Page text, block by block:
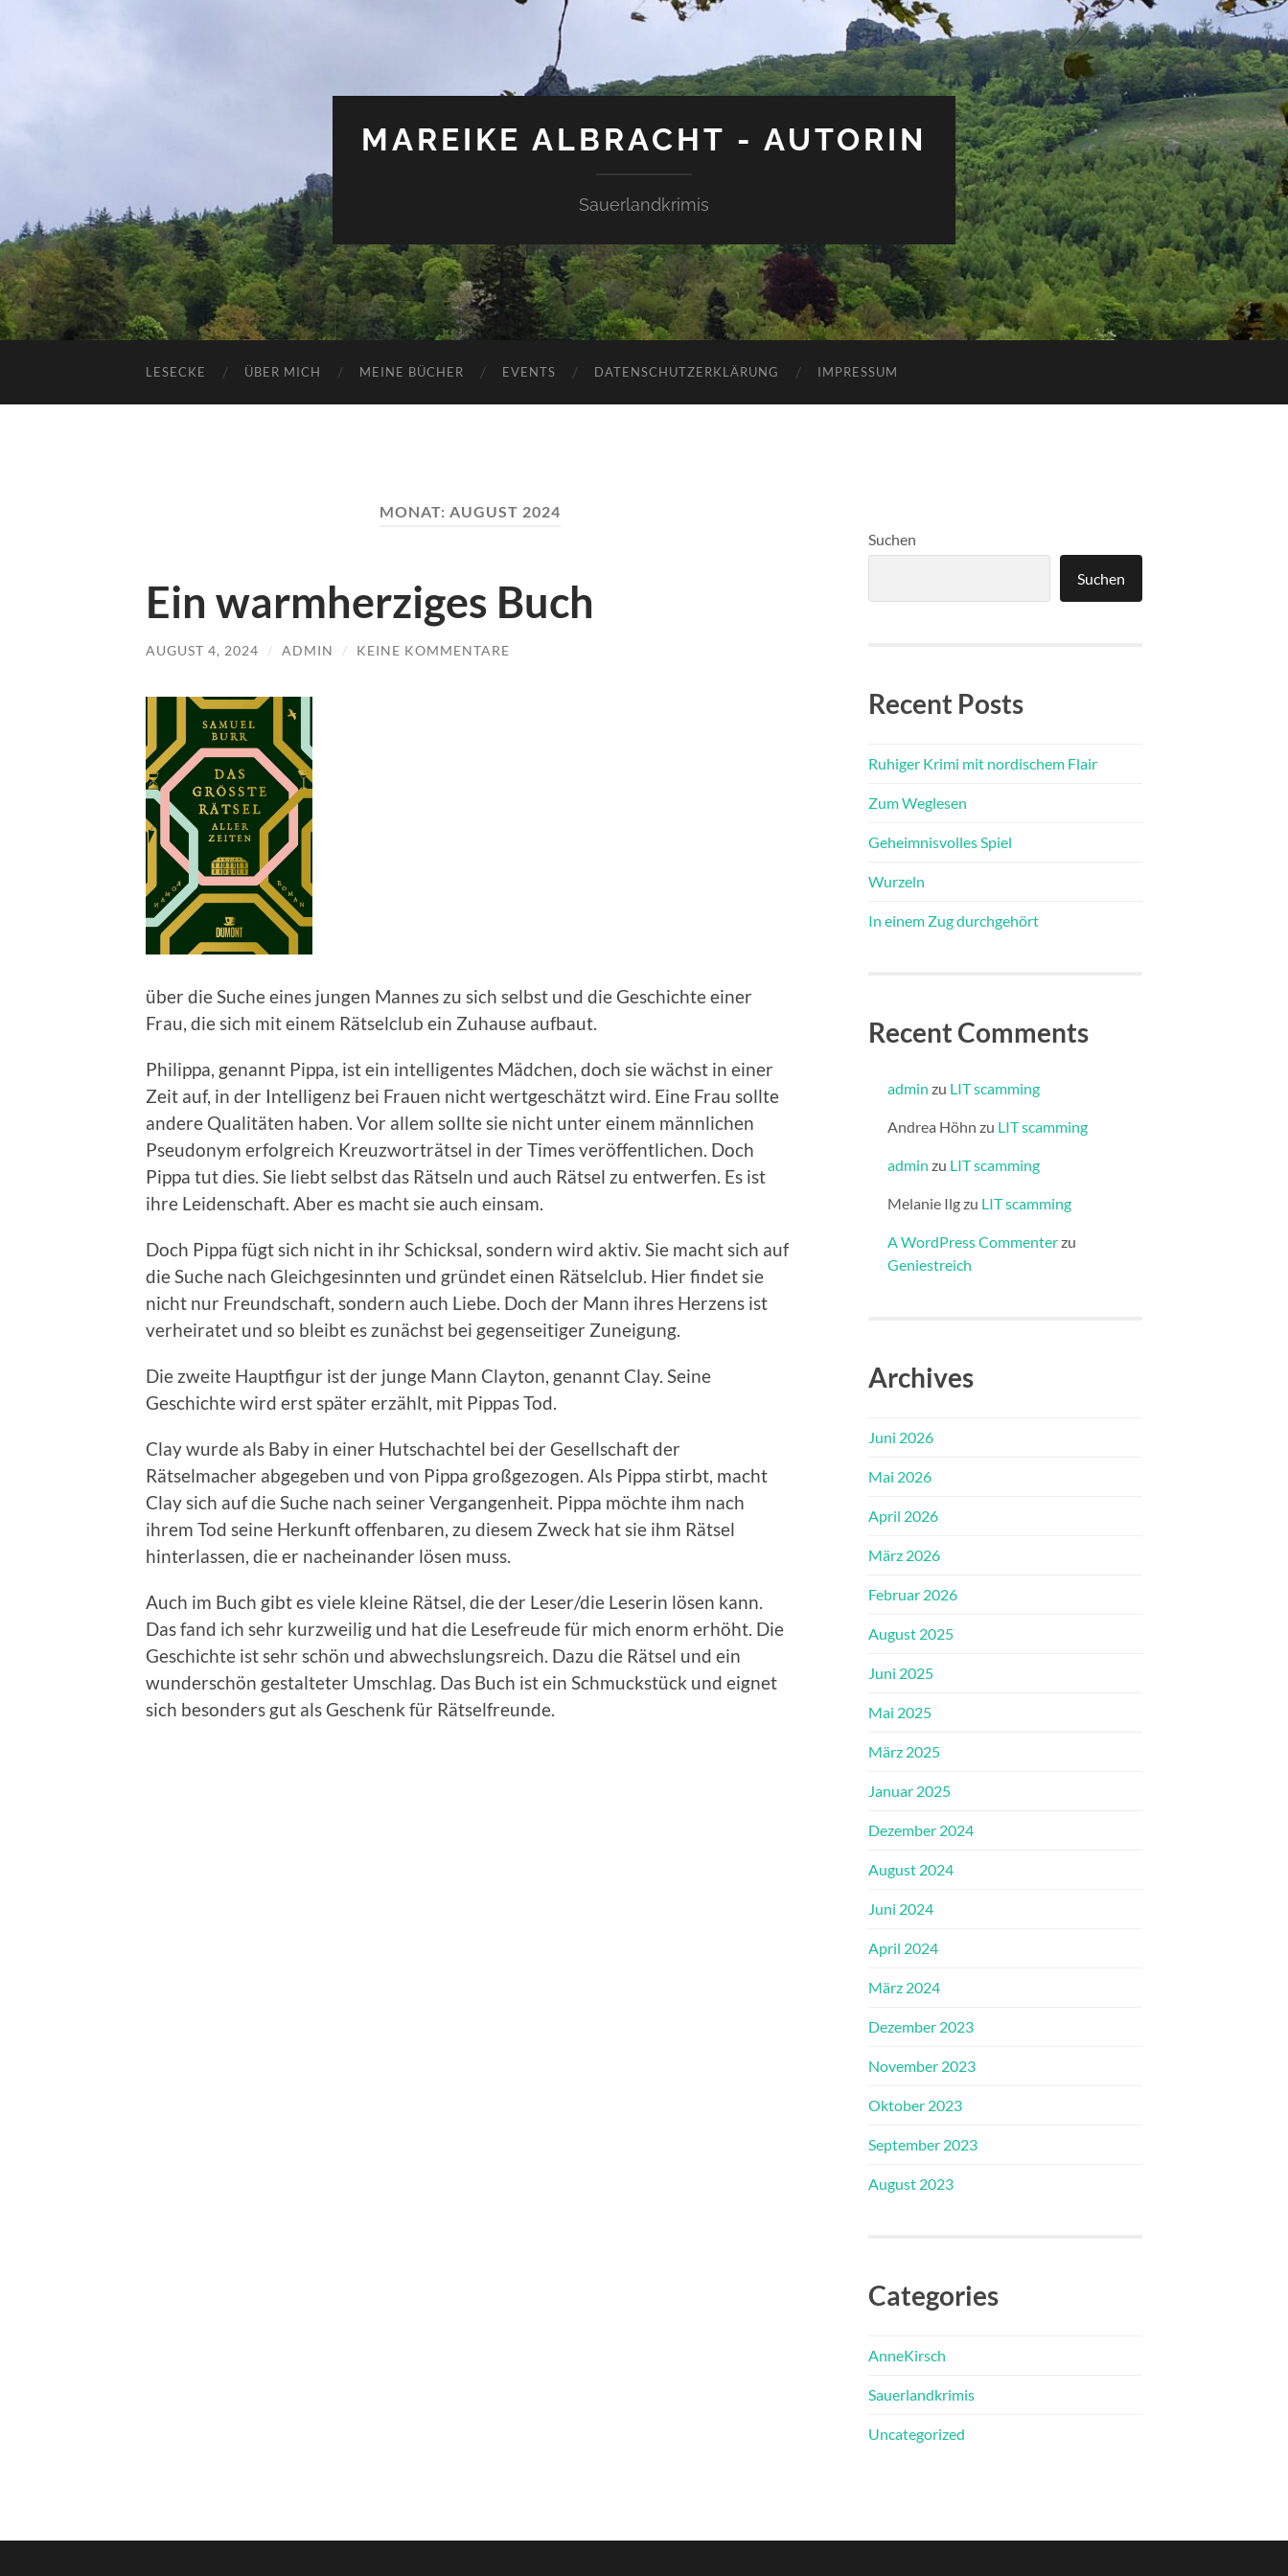
MAREIKE ALBRACHT - AUTORIN
Sauerlandkrimis
LESECKE ÜBER MICH MEINE BÜCHER EVENTS DATENSCHUTZERKLÄRUNG IMPRESSUM
MONAT: AUGUST 2024
Ein warmherziges Buch
AUGUST 4, 2024 / ADMIN / KEINE KOMMENTARE
über die Suche eines jungen Mannes zu sich selbst und die Geschichte einer
Frau, die sich mit einem Rätselclub ein Zuhause aufbaut.
Philippa, genannt Pippa, ist ein intelligentes Mädchen, doch sie wächst in einer
Zeit auf, in der Intelligenz bei Frauen nicht wertgeschätzt wird. Eine Frau sollte
andere Qualitäten haben. Vor allem sollte sie nicht unter einem männlichen
Pseudonym erfolgreich Kreuzworträtsel in der Times veröffentlichen. Doch
Pippa tut dies. Sie liebt selbst das Rätseln und auch Rätsel zu entwerfen. Es ist
ihre Leidenschaft. Aber es macht sie auch einsam.
Doch Pippa fügt sich nicht in ihr Schicksal, sondern wird aktiv. Sie macht sich auf
die Suche nach Gleichgesinnten und gründet einen Rätselclub. Hier findet sie
nicht nur Freundschaft, sondern auch Liebe. Doch der Mann ihres Herzens ist
verheiratet und so bleibt es zunächst bei gegenseitiger Zuneigung.
Die zweite Hauptfigur ist der junge Mann Clayton, genannt Clay. Seine
Geschichte wird erst später erzählt, mit Pippas Tod.
Clay wurde als Baby in einer Hutschachtel bei der Gesellschaft der
Rätselmacher abgegeben und von Pippa großgezogen. Als Pippa stirbt, macht
Clay sich auf die Suche nach seiner Vergangenheit. Pippa möchte ihm nach
ihrem Tod seine Herkunft offenbaren, zu diesem Zweck hat sie ihm Rätsel
hinterlassen, die er nacheinander lösen muss.
Auch im Buch gibt es viele kleine Rätsel, die der Leser/die Leserin lösen kann.
Das fand ich sehr kurzweilig und hat die Lesefreude für mich enorm erhöht. Die
Geschichte ist sehr schön und abwechslungsreich. Dazu die Rätsel und ein
wunderschön gestalteter Umschlag. Das Buch ist ein Schmuckstück und eignet
sich besonders gut als Geschenk für Rätselfreunde.
Suchen
Suchen
Recent Posts
Ruhiger Krimi mit nordischem Flair
Zum Weglesen
Geheimnisvolles Spiel
Wurzeln
In einem Zug durchgehört
Recent Comments
admin zu LIT scamming
Andrea Höhn zu LIT scamming
admin zu LIT scamming
Melanie Ilgzu LIT scamming
A WordPress Commenterzu
Geniestreich
Archives
Juni 2026
Mai 2026
April 2026
März 2026
Februar 2026
August 2025
Juni 2025
Mai 2025
März 2025
Januar 2025
Dezember 2024
August 2024
Juni 2024
April 2024
März 2024
Dezember 2023
November 2023
Oktober 2023
September 2023
August 2023
Categories
AnneKirsch
Sauerlandkrimis
Uncategorized